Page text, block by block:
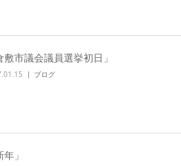
敷市議会議員選挙初日」
ブログ
年」